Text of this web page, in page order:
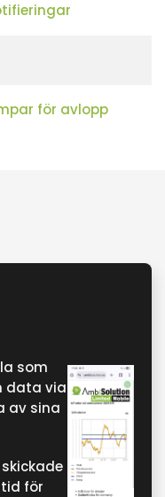
för avlopp
som
data via
av sina
för